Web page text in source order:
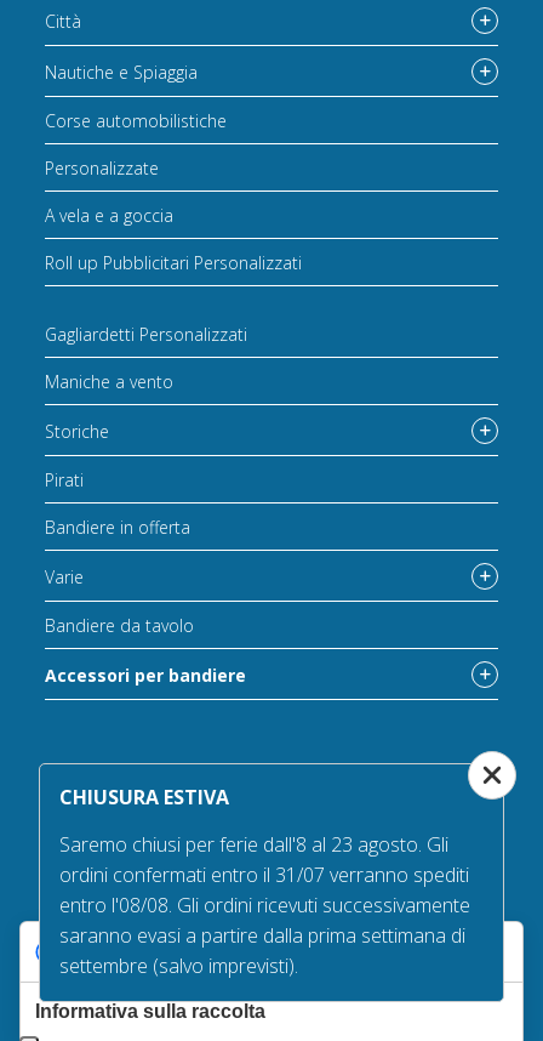
Città
Nautiche e Spiaggia
Corse automobilistiche
Personalizzate
A vela e a goccia
Roll up Pubblicitari Personalizzati
Gagliardetti Personalizzati
Maniche a vento
Storiche
Pirati
Bandiere in offerta
Varie
Bandiere da tavolo
Accessori per bandiere
Catalogo completo accessori
Catalogo completo accessori
Accessori per interno
Accessori per esterno
Accessori bandiere da tavolo
Accessori per sbandieratori
CHIUSURA ESTIVA
Saremo chiusi per ferie dall'8 al 23 agosto. Gli
ordini confermati entro il 31/07 verranno spediti
entro l'08/08. Gli ordini ricevuti successivamente
saranno evasi a partire dalla prima settimana di
settembre (salvo imprevisti).
Le tue preferenze relative alla privacy
Informativa sulla raccolta